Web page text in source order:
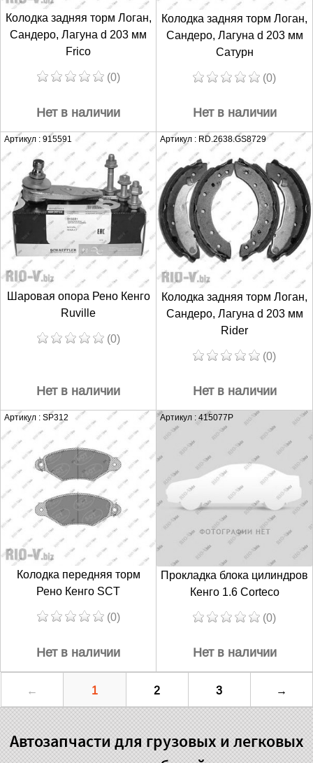
Колодка задняя торм Логан,
Сандеро, Лагуна d 203 мм
Frico
(0)
Нет в наличии
Колодка задняя торм Логан,
Сандеро, Лагуна d 203 мм
Сатурн
(0)
Нет в наличии
Артикул : 915591
Шаровая опора Рено Кенго
Ruville
(0)
Нет в наличии
Артикул : RD.2638.GS8729
Колодка задняя торм Логан,
Сандеро, Лагуна d 203 мм
Rider
(0)
Нет в наличии
Артикул : SP312
Колодка передняя торм
Рено Кенго SCT
(0)
Нет в наличии
Артикул : 415077P
Прокладка блока цилиндров
Кенго 1.6 Corteco
(0)
Нет в наличии
← 1 2 3 →
Автозапчасти для грузовых и легковых